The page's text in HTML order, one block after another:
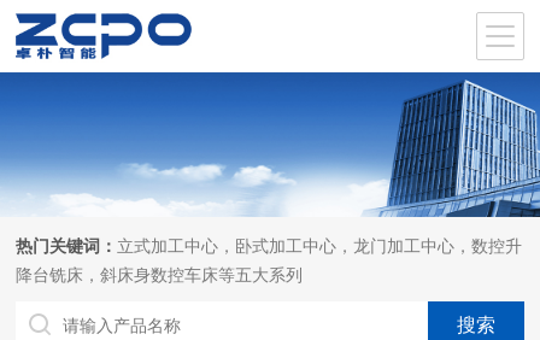
热门关键词： 立式加工中心，卧式加工中心，龙门加工中心，数控升
降台铣床，斜床身数控车床等五大系列